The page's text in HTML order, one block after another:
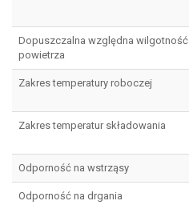
Dopuszczalna względna wilgotność
powietrza
Zakres temperatury roboczej
Zakres temperatur składowania
Odporność na wstrząsy
Odporność na drgania